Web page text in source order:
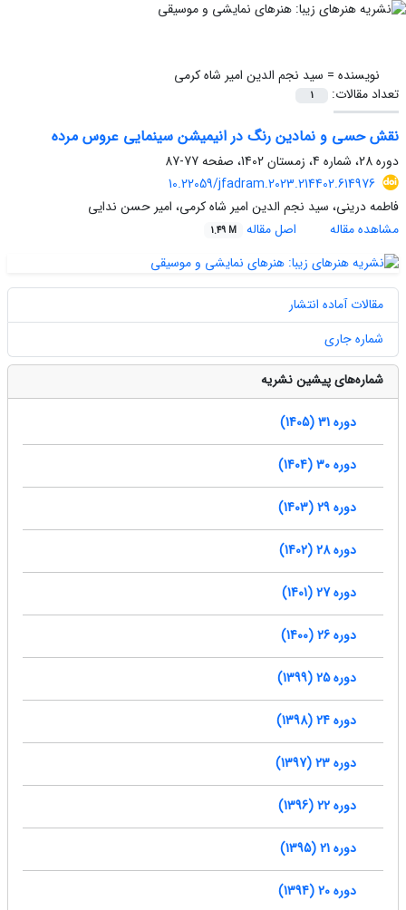
نویسنده = سید نجم الدین امیر شاه کرمی
تعداد مقالات:
1
نقش حسی و نمادین رنگ در انیمیشن سینمایی عروس مرده
دوره 28، شماره 4، زمستان 1402، صفحه
77-87
10.22059/jfadram.2023.214402.614976
فاطمه درینی، سید نجم الدین امیر شاه کرمی، امیر حسن ندایی
مشاهده مقاله
اصل مقاله 1.49 M
مقالات آماده انتشار
شماره جاری
شماره‌های پیشین نشریه
دوره 31 (1405)
دوره 30 (1404)
دوره 29 (1403)
دوره 28 (1402)
دوره 27 (1401)
دوره 26 (1400)
دوره 25 (1399)
دوره 24 (1398)
دوره 23 (1397)
دوره 22 (1396)
دوره 21 (1395)
دوره 20 (1394)